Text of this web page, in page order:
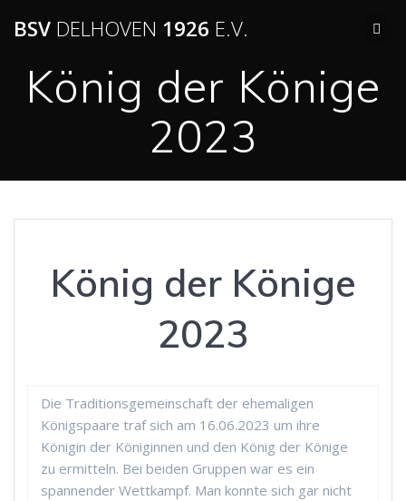
BSV DELHOVEN 1926 E.V.
König der Könige
2023
König der Könige
2023
Die Traditionsgemeinschaft der ehemaligen
Königspaare traf sich am 16.06.2023 um ihre
Königin der Königinnen und den König der Könige
zu ermitteln. Bei beiden Gruppen war es ein
spannender Wettkampf. Man konnte sich gar nicht